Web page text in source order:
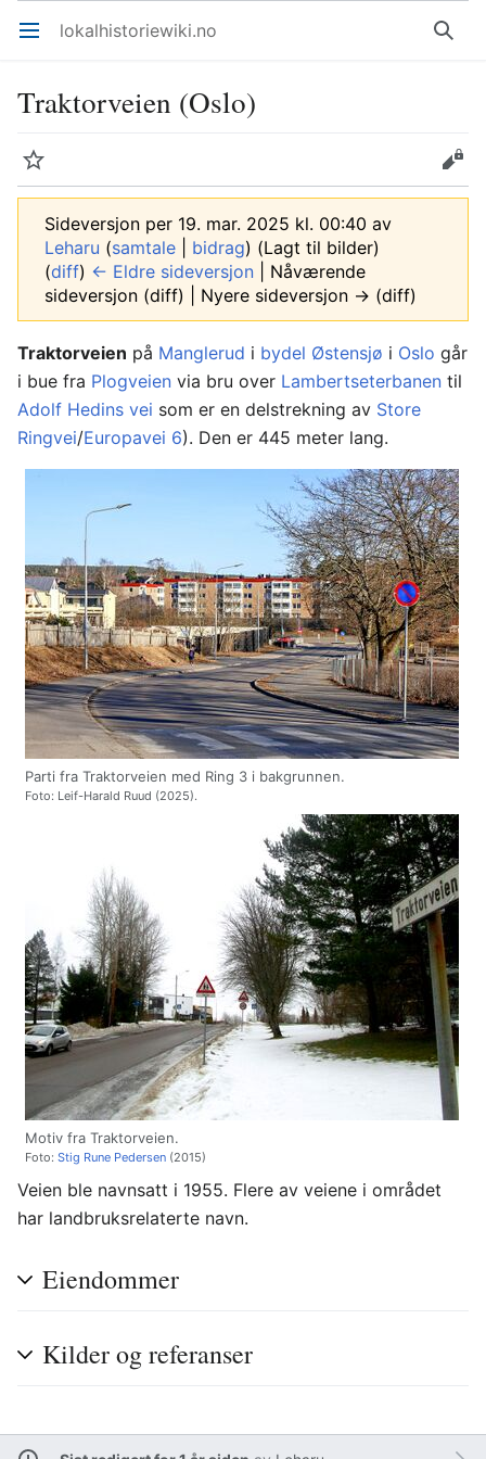
Åpne hovedmenyen lokalhistoriewiki.no Søk
Traktorveien (Oslo)
Overvåk Rediger
Sideversjon per 19. mar. 2025 kl. 00:40 av
Leharu (samtale bidrag) (Lagt til bilder)
(diff) ← Eldre sideversjon | Nåværende
sideversjon (diff) | Nyere sideversjon → (diff)
Traktorveien på Manglerud i bydel Østensjø i Oslo går
i bue fra Plogveien via bru over Lambertseterbanen til
Adolf Hedins vei som er en delstrekning av Store
Ringvei/Europavei 6). Den er 445 meter lang.
Parti fra Traktorveien med Ring 3 i bakgrunnen.
Foto: Leif-Harald Ruud (2025).
Motiv fra Traktorveien.
Foto: Stig Rune Pedersen (2015)
Veien ble navnsatt i 1955. Flere av veiene i området
har landbruksrelaterte navn.
Eiendommer
Kilder og referanser